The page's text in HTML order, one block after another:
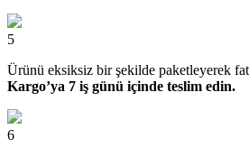
5
Ürünü eksiksiz bir şekilde paketleyerek
Kargo’ya 7 iş günü içinde teslim edin.
6